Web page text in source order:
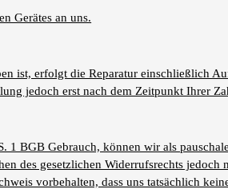
Gerätes an uns.
ist, erfolgt die Reparatur einschließlich
jedoch erst nach dem Zeitpunkt Ihrer
1 BGB Gebrauch, können wir als
des gesetzlichen Widerrufsrechts
vorbehalten, dass uns tatsächlich